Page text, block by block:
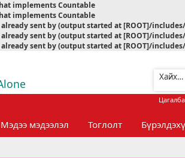
implements Countable
implements Countable
sent by (output started at [ROOT]/
sent by (output started at [ROOT]/
sent by (output started at [ROOT]/
Мэдээ мэдээлэл Тоглолт